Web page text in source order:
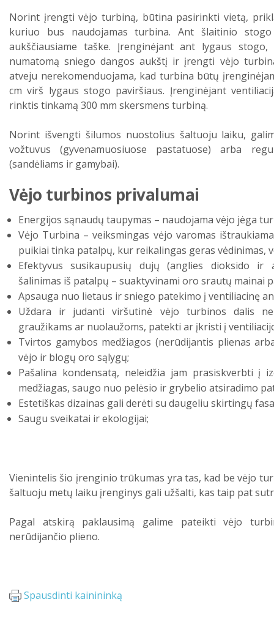
Norint įrengti vėjo turbiną, būtina pasirinkti vietą,
kuriuo bus naudojamas turbina. Ant šlaitinio
aukščiausiame taške. Įrenginėjant ant lygaus
numatomą sniego dangos aukštį ir įrengti vėjo
atveju nerekomenduojama, kad turbina būtų
cm virš lygaus stogo paviršiaus. Įrenginėjant
rinktis tinkamą 300 mm skersmens turbiną.
Norint išvengti šilumos nuostolius šaltuoju laiku,
vožtuvus (gyvenamuosiuose pastatuose) arba
(sandėliams ir gamybai).
Vėjo turbinos privalumai
Energijos sąnaudų taupymas – naudojama vėjo jėga
Vėjo Turbina – veiksmingas vėjo varomas
puikiai tinka patalpų, kur reikalingas geras vėdinimas,
Efektyvus susikaupusių dujų (anglies dioksido ir
šalinimas iš patalpų – suaktyvinami oro srautų mainai
Apsauga nuo lietaus ir sniego patekimo į ventiliacinę
Uždara ir judanti viršutinė vėjo turbinos dalis
graužikams ar nuolaužoms, patekti ar įkristi į
Tvirtos gamybos medžiagos (nerūdijantis plienas
vėjo ir blogų oro sąlygų;
Pašalina kondensatą, neleidžia jam prasiskverbti į
medžiagas, saugo nuo pelėsio ir grybelio atsiradimo
Estetiškas dizainas gali derėti su daugeliu skirtingų
Saugu sveikatai ir ekologijai;
Vienintelis šio įrenginio trūkumas yra tas, kad be vėjo
šaltuoju metų laiku įrenginys gali užšalti, kas taip pat
Pagal atskirą paklausimą galime pateikti vėjo
nerūdijančio plieno.
Spausdinti kainininką